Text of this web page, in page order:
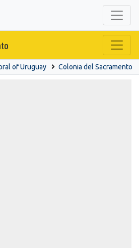
of Uruguay Colonia del Sacramento